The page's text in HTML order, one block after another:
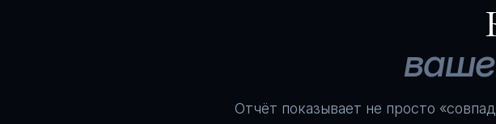
Отчёт показывает не просто